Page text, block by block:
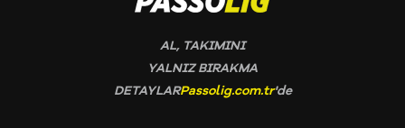
AL, TAKIMINI
YALNIZ BIRAKMA
DETAYLARPassolig.com.tr'de